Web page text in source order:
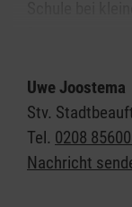
gestellten
die
Sicherheit der
Uwe Joostema
Stv.
Tel. 0208
Nachricht